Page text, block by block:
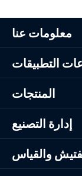
معلومات عنا
التطبيقات
المنتجات
إدارة التصنيع
والقياس